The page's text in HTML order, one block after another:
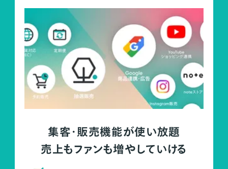
集客・販売機能が使い放題
売上もファンも増やしていける